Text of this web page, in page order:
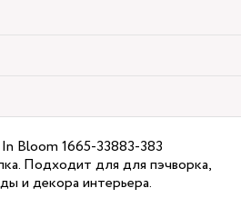
Bloom 1665-33883-383
Подходит для для пэчворка,
и декора интерьера.